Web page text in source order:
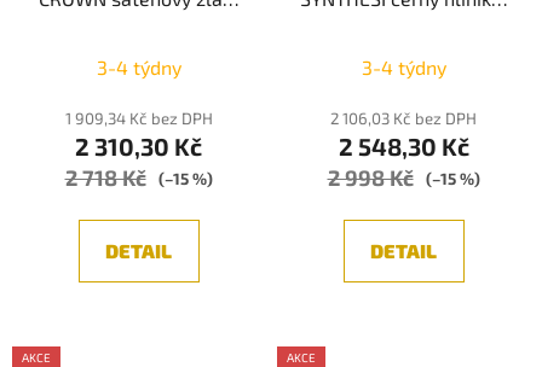
žárovky - NOVA LUCE
3-4 týdny
1 909,34 Kč bez DPH
2 310,30 Kč
2 718 Kč (–15 %)
DETAIL
LUCE
3-4 týdny
2 106,03 Kč bez DPH
2 548,30 Kč
2 998 Kč (–15 %)
DETAIL
AKCE AKCE